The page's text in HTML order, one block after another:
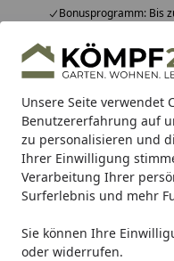
Unsere Seite verwendet
Benutzererfahrung auf
zu personalisieren und
Ihrer Einwilligung
Verarbeitung Ihrer
Surferlebnis und mehr
Sie können Ihre
oder widerrufen.
Bonusprogramm: Bis
Hotline07051 / 9 22 22
Mo-Fr. 8-16 Uhr
Alle Produkte
Alle Produkte
Startseite
Pfostenanker: Tipps
Lesezeit: 2 min.